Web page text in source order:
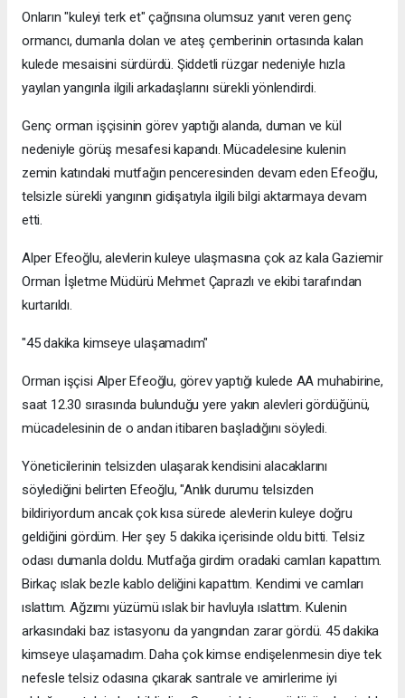
Onların "kuleyi terk et" çağrısına olumsuz yanıt veren genç
ormancı, dumanla dolan ve ateş çemberinin ortasında kalan
kulede mesaisini sürdürdü. Şiddetli rüzgar nedeniyle hızla
yayılan yangınla ilgili arkadaşlarını sürekli yönlendirdi.
Genç orman işçisinin görev yaptığı alanda, duman ve kül
nedeniyle görüş mesafesi kapandı. Mücadelesine kulenin
zemin katındaki mutfağın penceresinden devam eden Efeoğlu,
telsizle sürekli yangının gidişatıyla ilgili bilgi aktarmaya devam
etti.
Alper Efeoğlu, alevlerin kuleye ulaşmasına çok az kala Gaziemir
Orman İşletme Müdürü Mehmet Çaprazlı ve ekibi tarafından
kurtarıldı.
"45 dakika kimseye ulaşamadım"
Orman işçisi Alper Efeoğlu, görev yaptığı kulede AA muhabirine,
saat 12.30 sırasında bulunduğu yere yakın alevleri gördüğünü,
mücadelesinin de o andan itibaren başladığını söyledi.
Yöneticilerinin telsizden ulaşarak kendisini alacaklarını
söylediğini belirten Efeoğlu, "Anlık durumu telsizden
bildiriyordum ancak çok kısa sürede alevlerin kuleye doğru
geldiğini gördüm. Her şey 5 dakika içerisinde oldu bitti. Telsiz
odası dumanla doldu. Mutfağa girdim oradaki camları kapattım.
Birkaç ıslak bezle kablo deliğini kapattım. Kendimi ve camları
ıslattım. Ağzımı yüzümü ıslak bir havluyla ıslattım. Kulenin
arkasındaki baz istasyonu da yangından zarar gördü. 45 dakika
kimseye ulaşamadım. Daha çok kimse endişelenmesin diye tek
nefesle telsiz odasına çıkarak santrale ve amirlerime iyi